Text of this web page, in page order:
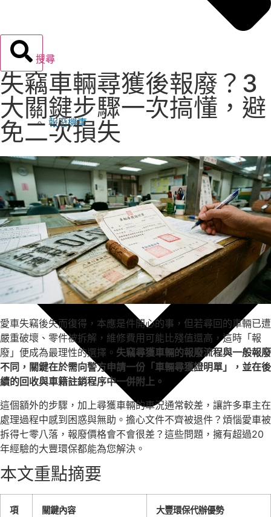
報廢機車
搜尋
失竊車輛尋獲後報廢？3
大關鍵步驟一次搞懂，避
免二次損失
愛車失竊後失而復得，本應是件開心的事，但若尋回的車輛已遭
嚴重破壞、零件被拆解，維修費用可能比殘值還高，這時「報
廢」便成為最理性的選擇。 失竊尋獲車輛的報廢流程與一般報廢
不同，關鍵在於需向警方申請一份「車輛尋獲證明單」，並在後
續的回收與車籍註銷程序中一併附上。
這個額外的步驟，加上尋獲車輛的車況通常較差，讓許多車主在
處理過程中感到困惑與無助。擔心文件不齊被退件？煩惱愛車被
拆得七零八落，報廢價格會不會很差？這些問題，擁有超過20
年經驗的大豐環保都能為您解決。
本文重點摘要
項
關鍵內容 大豐環保代辦優勢